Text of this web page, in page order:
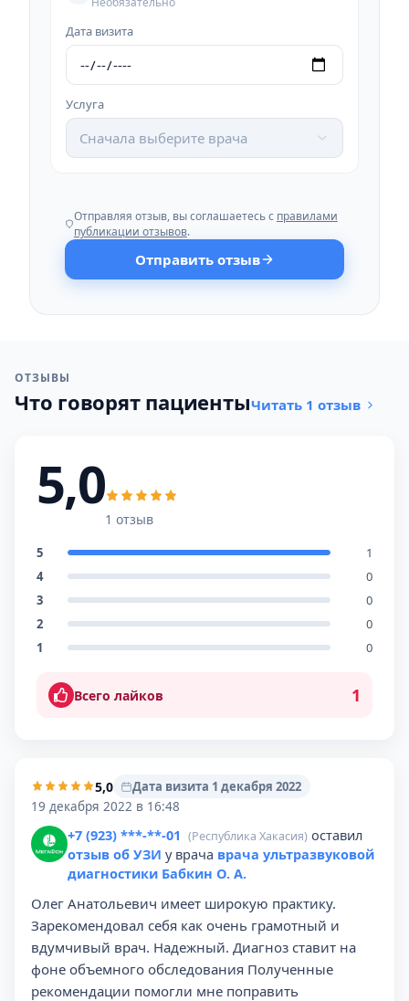
Дата визита
Услуга
Сначала выберите врача
Отправляя отзыв, вы соглашаетесь с правилами
публикации отзывов.
Отправить отзыв
ОТЗЫВЫ
Что говорят пациентыЧитать 1 отзыв
5,0
1 отзыв
5
1
4
0
3
0
2
0
1
0
Всего лайков 1
5,0
Дата визита 1 декабря 2022
19 декабря 2022 в 16:48
+7 (923) ***-**-01 (Республика Хакасия) оставил
отзыв об УЗИ у врача врача ультразвуковой
диагностики Бабкин О. А.
Олег Анатольевич имеет широкую практику.
Зарекомендовал себя как очень грамотный и
вдумчивый врач. Надежный. Диагноз ставит на
фоне объемного обследования Полученные
рекомендации помогли мне поправить